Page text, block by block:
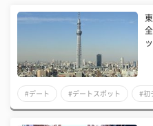
#デート #デートスポット #初